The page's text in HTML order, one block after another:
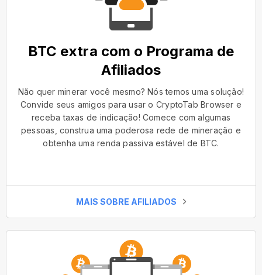
BTC extra com o Programa de
Afiliados
Não quer minerar você mesmo? Nós temos uma solução!
Convide seus amigos para usar o CryptoTab Browser e
receba taxas de indicação! Comece com algumas
pessoas, construa uma poderosa rede de mineração e
obtenha uma renda passiva estável de BTC.
MAIS SOBRE AFILIADOS